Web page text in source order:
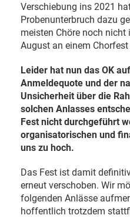
Verschiebung ins 2021
Probenunterbruch dazu
meisten Chöre noch nicht
August an einem
Leider hat nun das OK
Anmeldequote und der
Unsicherheit über die
solchen Anlasses
Fest nicht durchgeführt
organisatorischen und
uns zu hoch.
Das Fest ist damit
erneut verschoben. Wir
folgenden Anlässe
hoffentlich trotzdem